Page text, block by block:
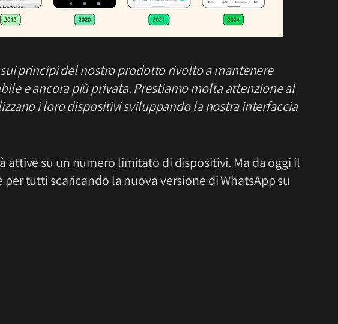
sui principi del nostro prodotto rivolto a mantenere
e ancora più privata. Prestiamo molta attenzione al
i loro dispositivi sviluppando la nostra interfaccia
attive su un numero limitato di dispositivi. Ma da oggi il
tutti scaricando la nuova versione di WhatsApp su